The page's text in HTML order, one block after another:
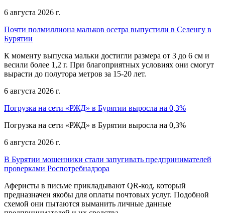
6 августа 2026 г.
Почти полмиллиона мальков осетра выпустили в Селенгу в
Бурятии
К моменту выпуска мальки достигли размера от 3 до 6 см и
весили более 1,2 г. При благоприятных условиях они смогут
вырасти до полутора метров за 15-20 лет.
6 августа 2026 г.
Погрузка на сети «РЖД» в Бурятии выросла на 0,3%
Погрузка на сети «РЖД» в Бурятии выросла на 0,3%
6 августа 2026 г.
В Бурятии мошенники стали запугивать предпринимателей
проверками Роспотребнадзора
Аферисты в письме прикладывают QR-код, который
предназначен якобы для оплаты почтовых услуг. Подобной
схемой они пытаются выманить личные данные